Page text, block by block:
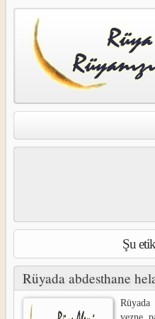
Şu
Rüyada abdesthane
Rüyada